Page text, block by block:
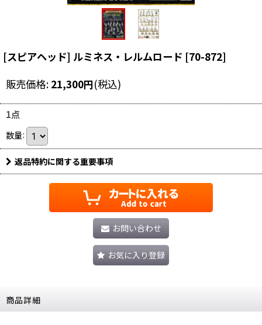
[スピアヘッド] ルミネス・レルムロード [70-872]
販売価格: 21,300円(税込)
1点
数量:
返品特約に関する重要事項
お問い合わせ
お気に入り登録
商品詳細